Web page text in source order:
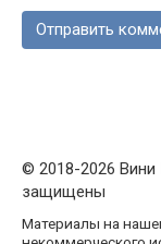
© 2018-2026 Вини
защищены
Материалы на